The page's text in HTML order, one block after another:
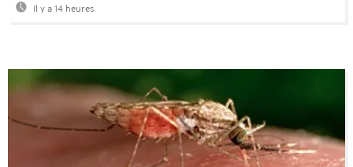
Il y a 14 heures